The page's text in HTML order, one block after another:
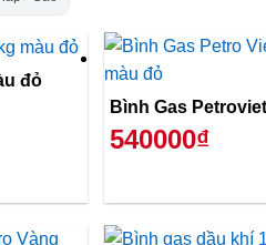
đỏ
Bình Gas
540000₫